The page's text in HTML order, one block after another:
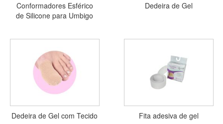
Conformadores Esférico
de Silicone para Umbigo
Dedeira de Gel
Dedeira de Gel com Tecido Fita adesiva de gel